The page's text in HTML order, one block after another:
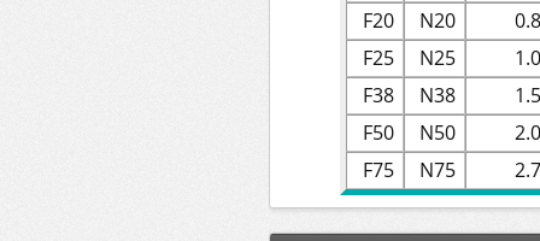
F20
N20
0.8
F25
N25
1.0
F38
N38
1.5
F50
N50
2.0
F75
N75 2.7